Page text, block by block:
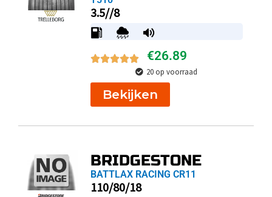
3.5//8
€26.89
20 op voorraad
Bekijken
BRIDGESTONE
BATTLAX RACING CR11
110/80/18